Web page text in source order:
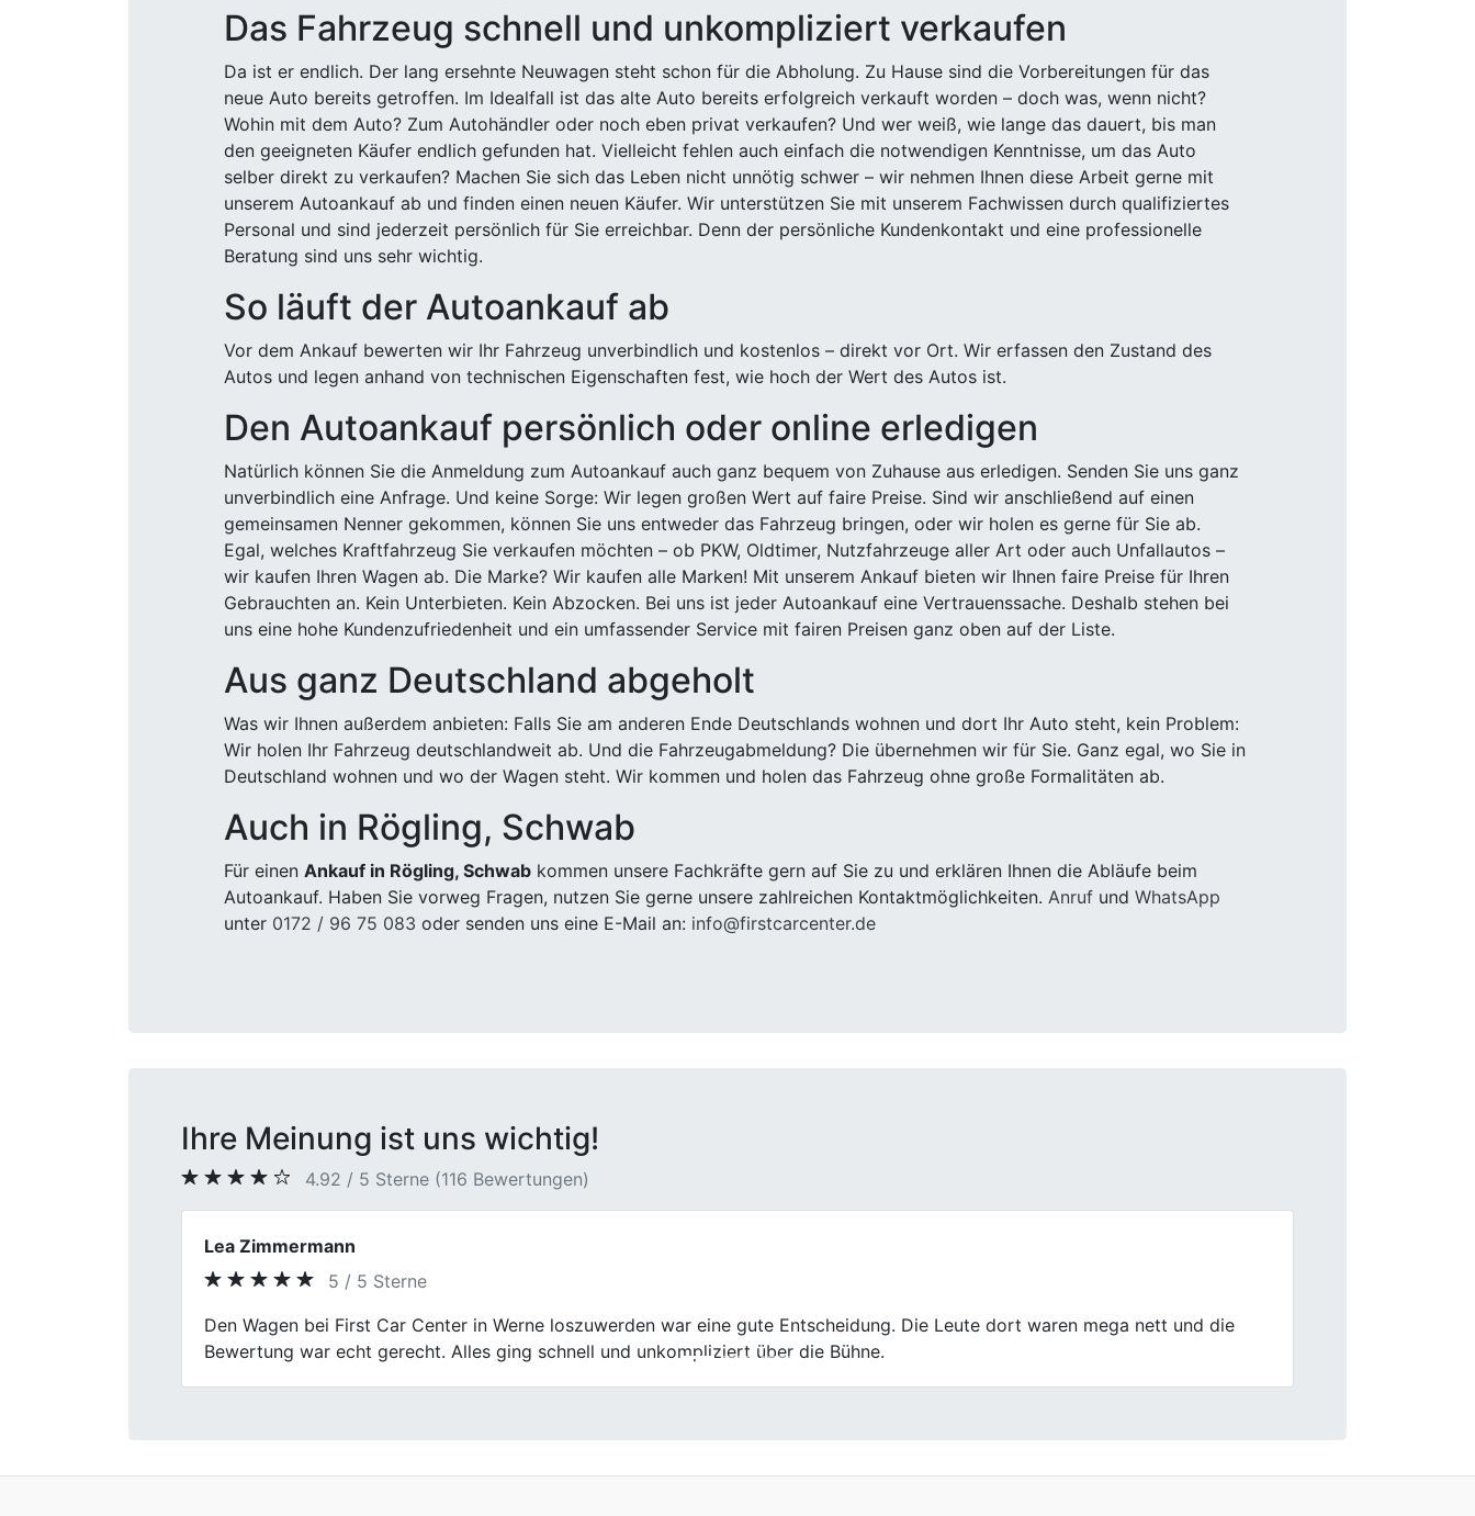
Das Fahrzeug schnell und unkompliziert verkaufen
Da ist er endlich. Der lang ersehnte Neuwagen steht schon für die Abholung. Zu Hause sind die Vorbereitungen für das
neue Auto bereits getroffen. Im Idealfall ist das alte Auto bereits erfolgreich verkauft worden – doch was, wenn nicht?
Wohin mit dem Auto? Zum Autohändler oder noch eben privat verkaufen? Und wer weiß, wie lange das dauert, bis man
den geeigneten Käufer endlich gefunden hat. Vielleicht fehlen auch einfach die notwendigen Kenntnisse, um das Auto
selber direkt zu verkaufen? Machen Sie sich das Leben nicht unnötig schwer – wir nehmen Ihnen diese Arbeit gerne mit
unserem Autoankauf ab und finden einen neuen Käufer. Wir unterstützen Sie mit unserem Fachwissen durch qualifiziertes
Personal und sind jederzeit persönlich für Sie erreichbar. Denn der persönliche Kundenkontakt und eine professionelle
Beratung sind uns sehr wichtig.
So läuft der Autoankauf ab
Vor dem Ankauf bewerten wir Ihr Fahrzeug unverbindlich und kostenlos – direkt vor Ort. Wir erfassen den Zustand des
Autos und legen anhand von technischen Eigenschaften fest, wie hoch der Wert des Autos ist.
Den Autoankauf persönlich oder online erledigen
Natürlich können Sie die Anmeldung zum Autoankauf auch ganz bequem von Zuhause aus erledigen. Senden Sie uns ganz
unverbindlich eine Anfrage. Und keine Sorge: Wir legen großen Wert auf faire Preise. Sind wir anschließend auf einen
gemeinsamen Nenner gekommen, können Sie uns entweder das Fahrzeug bringen, oder wir holen es gerne für Sie ab.
Egal, welches Kraftfahrzeug Sie verkaufen möchten – ob PKW, Oldtimer, Nutzfahrzeuge aller Art oder auch Unfallautos –
wir kaufen Ihren Wagen ab. Die Marke? Wir kaufen alle Marken! Mit unserem Ankauf bieten wir Ihnen faire Preise für Ihren
Gebrauchten an. Kein Unterbieten. Kein Abzocken. Bei uns ist jeder Autoankauf eine Vertrauenssache. Deshalb stehen bei
uns eine hohe Kundenzufriedenheit und ein umfassender Service mit fairen Preisen ganz oben auf der Liste.
Aus ganz Deutschland abgeholt
Was wir Ihnen außerdem anbieten: Falls Sie am anderen Ende Deutschlands wohnen und dort Ihr Auto steht, kein Problem:
Wir holen Ihr Fahrzeug deutschlandweit ab. Und die Fahrzeugabmeldung? Die übernehmen wir für Sie. Ganz egal, wo Sie in
Deutschland wohnen und wo der Wagen steht. Wir kommen und holen das Fahrzeug ohne große Formalitäten ab.
Auch in Rögling, Schwab
Für einen Ankauf in Rögling, Schwab kommen unsere Fachkräfte gern auf Sie zu und erklären Ihnen die Abläufe beim
Autoankauf. Haben Sie vorweg Fragen, nutzen Sie gerne unsere zahlreichen Kontaktmöglichkeiten. Anruf und WhatsApp
unter 0172 / 96 75 083 oder senden uns eine E-Mail an: info@firstcarcenter.de
Ihre Meinung ist uns wichtig!
4.92 / 5 Sterne (116 Bewertungen)
Heike B.
5 / 5 Sterne
Angenehme Atmosphäre, sachliches Gespräch, keine Überraschungen. Für mich war das genau richtig.